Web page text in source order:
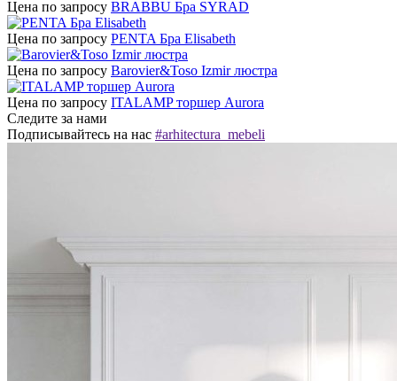
Цена по запросу BRABBU Бра SYRAD
Цена по запросу PENTA Бра Elisabeth
Цена по запросу Barovier&Toso Izmir люстра
Цена по запросу ITALAMP торшер Aurora
Следите за нами
Подписывайтесь на нас #arhitectura_mebeli